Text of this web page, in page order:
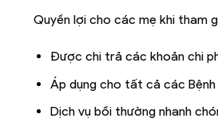
Quyền lợi cho các mẹ khi tham
Được chi trả các khoản chi
Áp dụng cho tất cả các
Dịch vụ bồi thường nhanh